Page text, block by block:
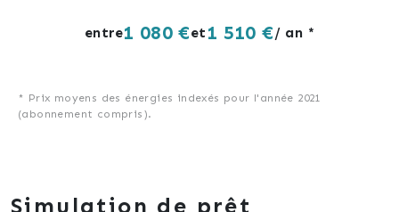
entre1 080 €et 1 510 €/ an *
* Prix moyens des énergies indexés pour l'année 2021
(abonnement compris).
Simulation de prêt